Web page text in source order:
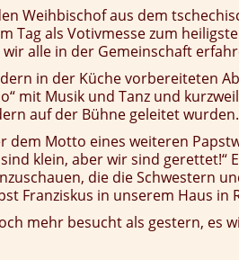
Weihbischof aus dem
Tag als Votivmesse zum
alle in der Gemeinschaft
in der Küche vorbereiteten
mit Musik und Tanz und
auf der Bühne geleitet
dem Motto eines weiteren
klein, aber wir sind gerettet!“
die die Schwestern
Franziskus in unserem Haus
mehr besucht als gestern, es